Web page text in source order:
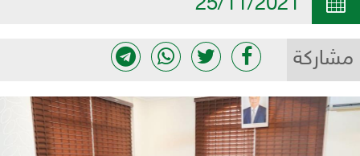
مشاركة